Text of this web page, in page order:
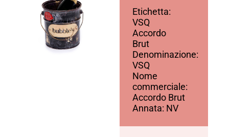
Etichetta:
VSQ
Accordo
Brut
Denominazione:
VSQ
Nome
commerciale:
Accordo Brut
Annata: NV